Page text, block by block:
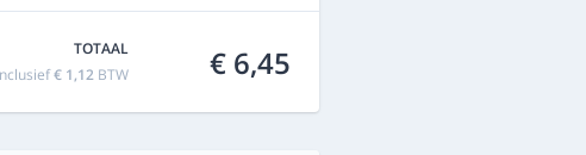
TOTAAL
€ 1,12 BTW € 6,45